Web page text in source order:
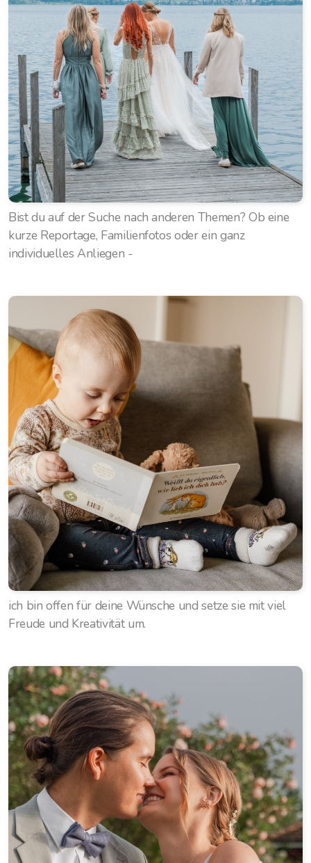
Bist du auf der Suche nach anderen Themen? Ob eine
kurze Reportage, Familienfotos oder ein ganz
individuelles Anliegen -
ich bin offen für deine Wünsche und setze sie mit viel
Freude und Kreativität um.